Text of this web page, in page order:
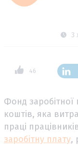
3
46
Фонд
коштів, яка
праці
заробітну плату,